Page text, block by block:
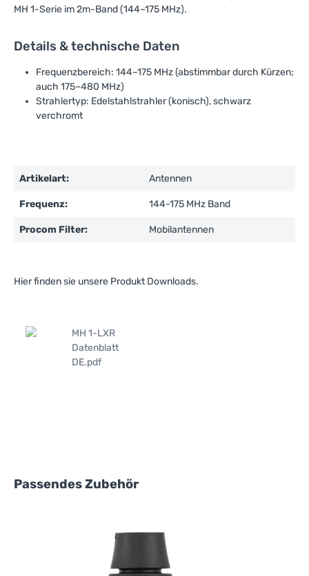
MH 1-Serie im 2m-Band (144–175 MHz).
Details & technische Daten
Frequenzbereich: 144–175 MHz (abstimmbar durch Kürzen;
auch 175–480 MHz)
Strahlertyp: Edelstahlstrahler (konisch), schwarz
verchromt
Artikelart: Antennen
Frequenz: 144-175 MHz Band
Procom Filter: Mobilantennen
Hier finden sie unsere Produkt Downloads.
MH 1-LXR
Datenblatt
DE.pdf
Produktgalerie überspringen
Passendes Zubehör